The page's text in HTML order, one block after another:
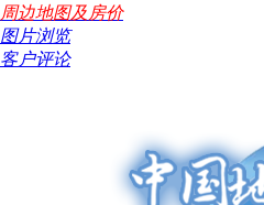
周边地图及房价
图片浏览
客户评论